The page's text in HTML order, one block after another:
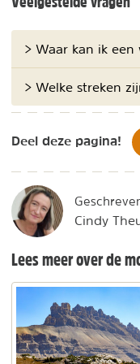
> Waar kan ik
> Welke streken
Deel deze pagina!
Cindy
Lees meer over de